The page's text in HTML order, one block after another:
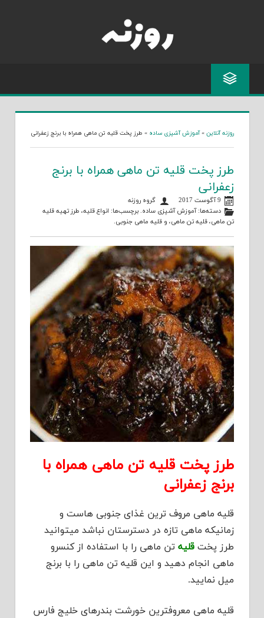
روزنه آنلاین »آموزش آشپزی ساده » طرز پخت قلیه تن ماهی همراه با برنج زعفرانی
طرز پخت قلیه تن ماهی همراه با برنج
زعفرانی
9 آگوست 2017
گروه روزنه
دسته‌ها:آموزش آشپزی ساده. برچسب‌ها: انواع قلیه، طرز تهیه قلیه
تن ماهی، قلیه تن ماهی، و قلیه ماهی جنوبی.
طرز پخت قلیه تن ماهی همراه با
برنج زعفرانی
قلیه ماهی مروف ترین غذای جنوبی هاست و
زمانیکه ماهی تازه در دسترستان نباشد میتوانید
طرز پخت قلیه تن ماهی را با استفاده از کنسرو
ماهی انجام دهید و این قلیه تن ماهی را با برنج
میل نمایید.
قلیه ماهی معروفترین خورشت بندرهای خلیج فارس